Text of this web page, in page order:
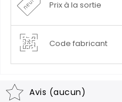
Prix à la sortie
Code fabricant
Avis (aucun)